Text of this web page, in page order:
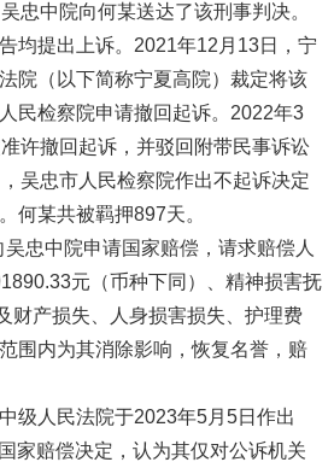
忠中院向何某送达了该刑事判决。
均提出上诉。2021年12月13日，宁
院（以下简称宁夏高院）裁定将该
民检察院申请撤回起诉。2022年3
许撤回起诉，并驳回附带民事诉讼
吴忠市人民检察院作出不起诉决定
何某共被羁押897天。
忠中院申请国家赔偿，请求赔偿人
元（币种下同）、精神损害抚
财产损失、人身损害损失、护理费
围内为其消除影响，恢复名誉，赔
级人民法院于2023年5月5日作出
家赔偿决定，认为其仅对公诉机关